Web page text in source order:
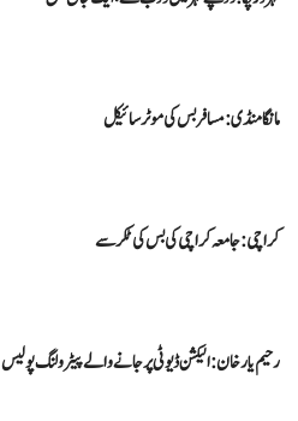
مانگا منڈی : مسافر بس کی موٹر سائیکل
کراچی : جامعہ کراچی کی بس کی ٹکر سے
رحیم یارخان : الیکشن ڈیوٹی پرجانے والے پیٹرولنگ پولیس